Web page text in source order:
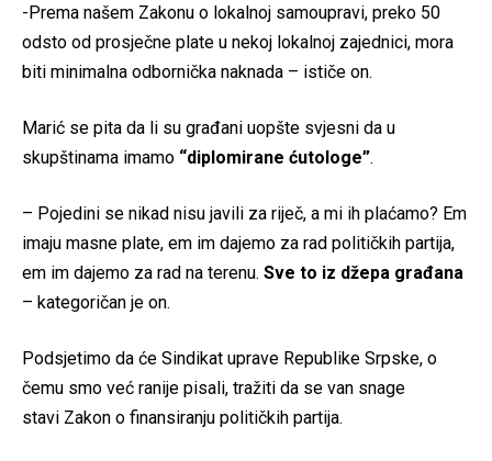
-Prema našem Zakonu o lokalnoj samoupravi, preko 50
odsto od prosječne plate u nekoj lokalnoj zajednici, mora
biti minimalna odbornička naknada – ističe on.
Marić se pita da li su građani uopšte svjesni da u
skupštinama imamo “diplomirane ćutologe”.
– Pojedini se nikad nisu javili za riječ, a mi ih plaćamo? Em
imaju masne plate, em im dajemo za rad političkih partija,
em im dajemo za rad na terenu. Sve to iz džepa građana
– kategoričan je on.
Podsjetimo da će Sindikat uprave Republike Srpske, o
čemu smo već ranije pisali, tražiti da se van snage
stavi Zakon o finansiranju političkih partija.